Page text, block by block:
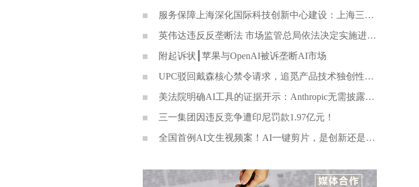
型案例
服务保障上海深化国际科技创新中心建设：上海三中
院（知产法院、铁路中院）发布12项举措和典型案例
英伟达违反反垄断法 市场监管总局依法决定实施进一
步调查
附起诉状┃苹果与OpenAI被诉垄断AI市场
UPC驳回戴森核心禁令请求，追觅产品技术独创性获
重要验证
美法院明确AI工具的证据开示：Anthropic无需披露用
户信息
三一集团因违反竞争遭印尼罚款1.97亿元！
全国首例AI文生视频案！AI一键剪片，是创新还是侵